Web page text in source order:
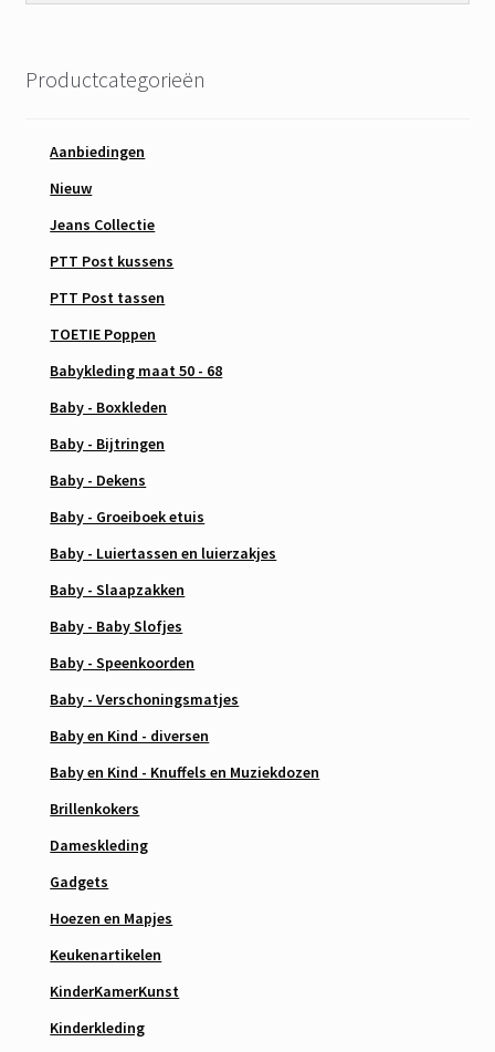
Productcategorieën
Aanbiedingen
Nieuw
Jeans Collectie
PTT Post kussens
PTT Post tassen
TOETIE Poppen
Babykleding maat 50 - 68
Baby - Boxkleden
Baby - Bijtringen
Baby - Dekens
Baby - Groeiboek etuis
Baby - Luiertassen en luierzakjes
Baby - Slaapzakken
Baby - Baby Slofjes
Baby - Speenkoorden
Baby - Verschoningsmatjes
Baby en Kind - diversen
Baby en Kind - Knuffels en Muziekdozen
Brillenkokers
Dameskleding
Gadgets
Hoezen en Mapjes
Keukenartikelen
KinderKamerKunst
Kinderkleding